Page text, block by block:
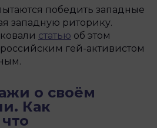
победить западные
западную риторику.
статью об этом
гей-активистом
о своём
Как